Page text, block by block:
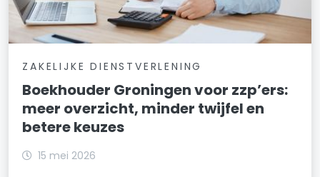
ZAKELIJKE DIENSTVERLENING
Boekhouder Groningen voor zzp’ers:
meer overzicht, minder twijfel en
betere keuzes
15 mei 2026